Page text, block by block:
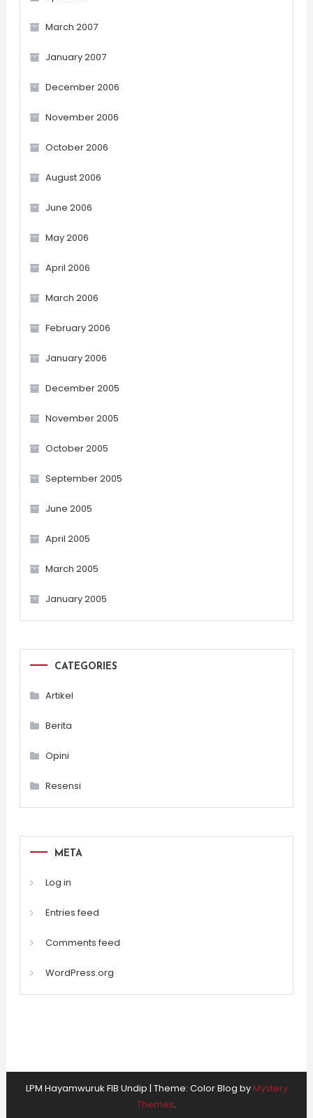
March 2007
January 2007
December 2006
November 2006
October 2006
August 2006
June 2006
May 2006
April 2006
March 2006
February 2006
January 2006
December 2005
November 2005
October 2005
September 2005
June 2005
April 2005
March 2005
January 2005
CATEGORIES
Artikel
Berita
Opini
Resensi
META
Log in
Entries feed
Comments feed
WordPress.org
LPM Hayamwuruk FIB Undip | Theme: Color Blog byMystery
Themes.